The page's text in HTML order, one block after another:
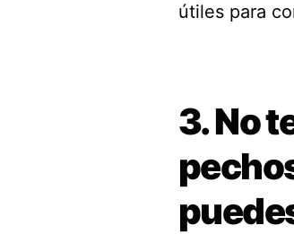
útiles para
3. No